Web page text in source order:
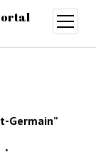
Menü
öffnen
Germain”